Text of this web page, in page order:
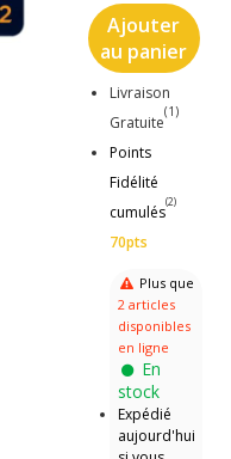
Ajouter
au panier
Livraison
Gratuite
(1)
Points
Fidélité
cumulés
(2)
70pts
Plus que
2 articles
disponibles
en ligne
En
stock
Expédié
aujourd'hui